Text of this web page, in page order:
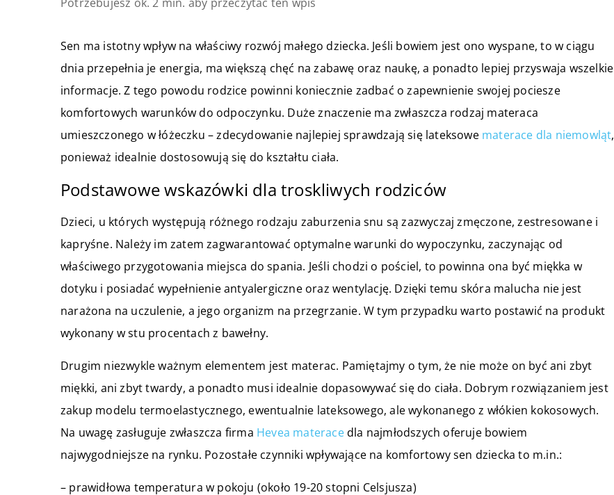
Sen ma istotny wpływ na właściwy rozwój małego dziecka. Jeśli bowiem jest ono wyspane, to w ciągu
dnia przepełnia je energia, ma większą chęć na zabawę oraz naukę, a ponadto lepiej przyswaja wszelkie
informacje. Z tego powodu rodzice powinni koniecznie zadbać o zapewnienie swojej pociesze
komfortowych warunków do odpoczynku. Duże znaczenie ma zwłaszcza rodzaj materaca
umieszczonego w łóżeczku – zdecydowanie najlepiej sprawdzają się lateksowe materace dla niemowląt,
ponieważ idealnie dostosowują się do kształtu ciała.
Podstawowe wskazówki dla troskliwych rodziców
Dzieci, u których występują różnego rodzaju zaburzenia snu są zazwyczaj zmęczone, zestresowane i
kapryśne. Należy im zatem zagwarantować optymalne warunki do wypoczynku, zaczynając od
właściwego przygotowania miejsca do spania. Jeśli chodzi o pościel, to powinna ona być miękka w
dotyku i posiadać wypełnienie antyalergiczne oraz wentylację. Dzięki temu skóra malucha nie jest
narażona na uczulenie, a jego organizm na przegrzanie. W tym przypadku warto postawić na produkt
wykonany w stu procentach z bawełny.
Drugim niezwykle ważnym elementem jest materac. Pamiętajmy o tym, że nie może on być ani zbyt
miękki, ani zbyt twardy, a ponadto musi idealnie dopasowywać się do ciała. Dobrym rozwiązaniem jest
zakup modelu termoelastycznego, ewentualnie lateksowego, ale wykonanego z włókien kokosowych.
Na uwagę zasługuje zwłaszcza firma Hevea materacedla najmłodszych oferuje bowiem
najwygodniejsze na rynku. Pozostałe czynniki wpływające na komfortowy sen dziecka to m.in.:
– prawidłowa temperatura w pokoju (około 19-20 stopni Celsjusza)